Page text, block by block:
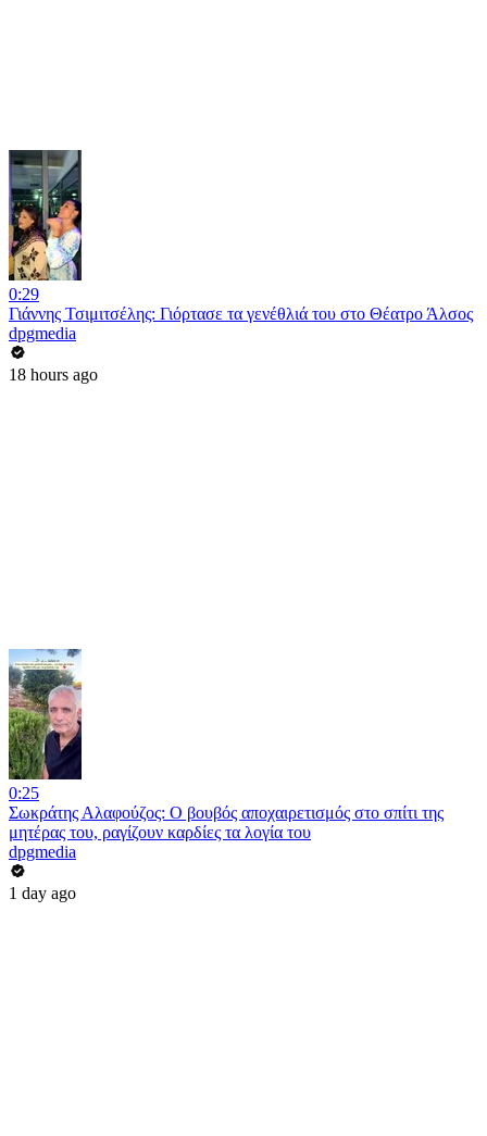
0:29
Γιάννης Τσιμιτσέλης: Γιόρτασε τα γενέθλιά του στο Θέατρο Άλσος
dpgmedia
18 hours ago
0:25
Σωκράτης Αλαφούζος: Ο βουβός αποχαιρετισμός στο σπίτι της
μητέρας του, ραγίζουν καρδίες τα λογία του
dpgmedia
1 day ago